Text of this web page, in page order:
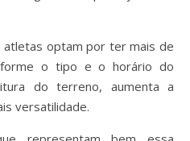
optam por ter mais de
o tipo e o horário do
do terreno, aumenta a
versatilidade.